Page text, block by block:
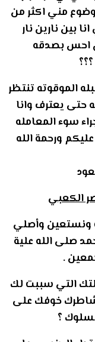
مني اكثر من
بين نارين نار
احس بصدقه
الموقوته تنتظر
حتى يعترف وانا
سوء المعامله
ورحمة الله
الكعبي
ونستعين وأصلي
صلى الله علية
.
التي سببت لك
أشاطرك خوفك على
؟